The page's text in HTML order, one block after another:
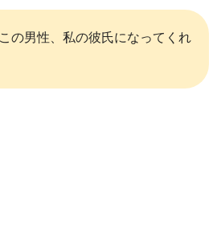
の男性、私の彼氏になってくれ